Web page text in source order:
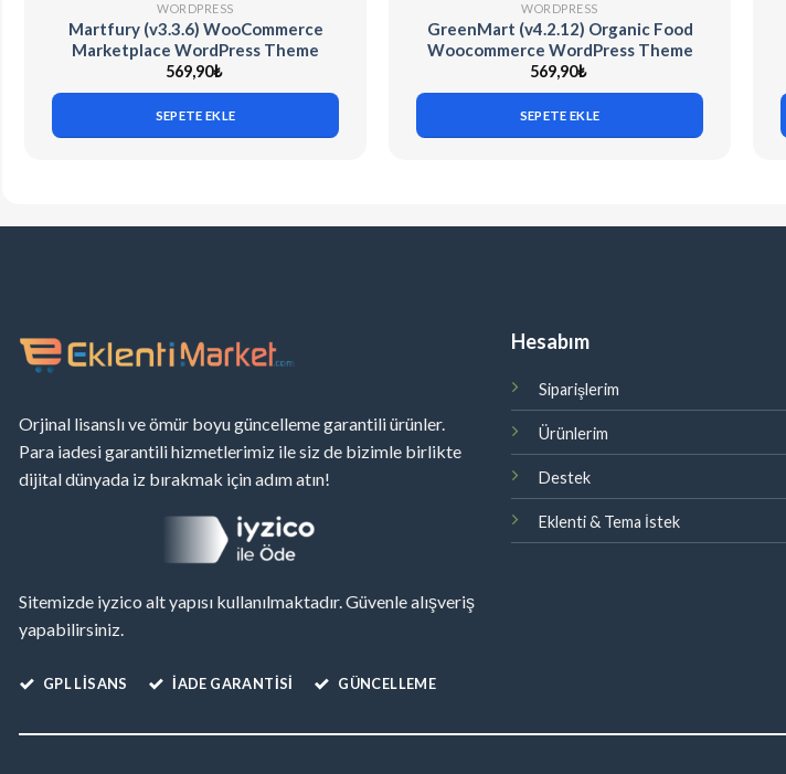
WORDPRESS
Martfury (v3.3.6) WooCommerce
Marketplace WordPress Theme
569,90₺
SEPETE EKLE
WORDPRESS
GreenMart (v4.2.12) Organic Food
Woocommerce WordPress Theme
569,90₺
SEPETE EKLE
Orjinal lisanslı ve ömür boyu güncelleme garantili ürünler.
Para iadesi garantili hizmetlerimiz ile siz de bizimle birlikte
dijital dünyada iz bırakmak için adım atın!
Sitemizde iyzico alt yapısı kullanılmaktadır. Güvenle alışveriş
yapabilirsiniz.
GPL LISANS İADE GARANTİSİ GÜNCELLEME
Hesabım
Siparişlerim
Ürünlerim
Destek
Eklenti & Tema İstek